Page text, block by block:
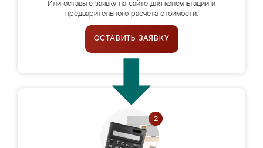
Или оставьте заявку на сайте для консультации и
предварительного расчёта стоимости.
ОСТАВИТЬ ЗАЯВКУ